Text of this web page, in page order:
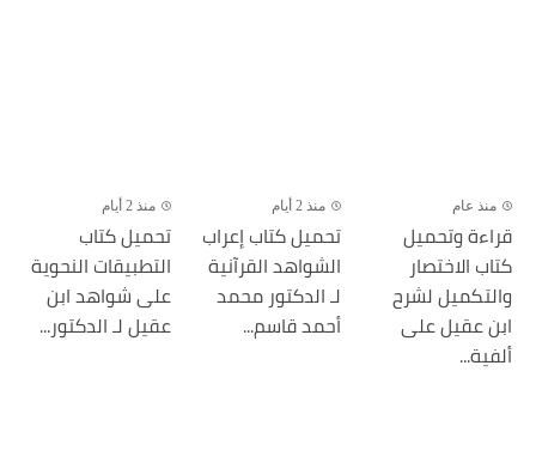
منذ عام
قراءة وتحميل
كتاب الاختصار
والتكميل لشرح
ابن عقيل على
ألفية...
منذ 2 أيام
تحميل كتاب إعراب
الشواهد القرآنية
لـ الدكتور محمد
أحمد قاسم...
منذ 2 أيام
تحميل كتاب
التطبيقات النحوية
على شواهد ابن
عقيل لـ الدكتور...